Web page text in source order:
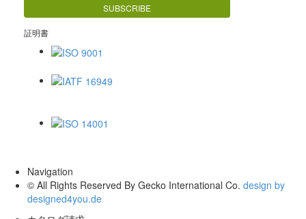
証明書
Navigation
© All Rights Reserved By Gecko International Co. design by
designed4you.de